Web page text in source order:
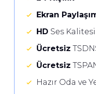
Ekran
HD Ses Kalitesi
Ücretsiz
Ücretsiz
Hazır Oda ve